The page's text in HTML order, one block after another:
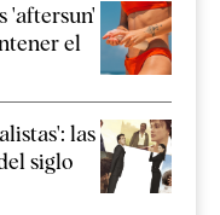
'aftersun'
el
las
siglo